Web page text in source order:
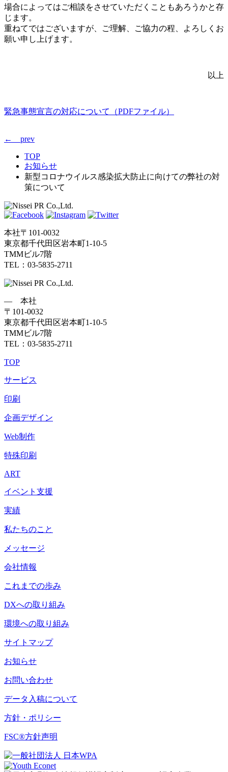
場合によってはご相談をさせていただくこともあろうかと存
じます。
重ねてではございますが、ご理解、ご協力の程、よろしくお
願い申し上げます。
以上
緊急事態宣言の対応について（PDFファイル）
← prev
TOP
お知らせ
新型コロナウイルス感染拡大防止に向けての弊社の対
策について
本社〒101-0032
東京都千代田区岩本町1-10-5
TMMビル7階
TEL：03-5835-2711
― 本社
〒101-0032
東京都千代田区岩本町1-10-5
TMMビル7階
TEL：03-5835-2711
TOP
サービス
印刷
企画デザイン
Web制作
特殊印刷
ART
イベント支援
実績
私たちのこと
メッセージ
会社情報
これまでの歩み
DXへの取り組み
環境への取り組み
サイトマップ
お知らせ
お問い合わせ
データ入稿について
方針・ポリシー
FSC®方針声明